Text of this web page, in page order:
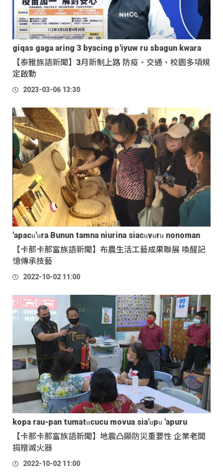
giqas gaga aring 3 byacing p'iyuw ru sbagun kwara
【泰雅族語新聞】3月新制上路 防疫、交通、校園多項規
定啟動
2023-03-06 13:30
'apacʉ'ʉra Bunun tamna niurina siacʉvʉrʉ nonoman
【卡那卡那富族語新聞】布農生活工藝成果聯展 喚醒記
憶傳承技藝
2022-10-02 11:00
kopa rau-pan tumatʉcucu movua sia'ʉpʉ 'apuru
【卡那卡那富族語新聞】地震凸顯防災重要性 企業老闆
捐贈滅火器
2022-10-02 11:00